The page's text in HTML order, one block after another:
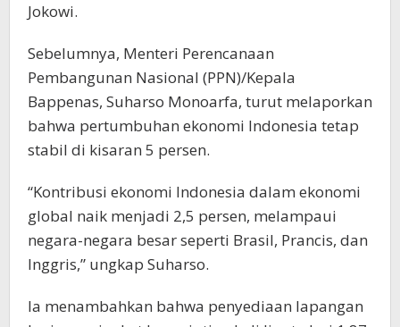
Jokowi.
Sebelumnya, Menteri Perencanaan
Pembangunan Nasional (PPN)/Kepala
Bappenas, Suharso Monoarfa, turut melaporkan
bahwa pertumbuhan ekonomi Indonesia tetap
stabil di kisaran 5 persen.
“Kontribusi ekonomi Indonesia dalam ekonomi
global naik menjadi 2,5 persen, melampaui
negara-negara besar seperti Brasil, Prancis, dan
Inggris,” ungkap Suharso.
Ia menambahkan bahwa penyediaan lapangan